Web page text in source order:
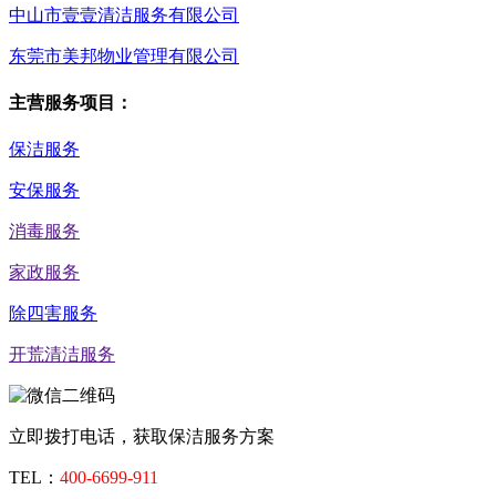
中山市壹壹清洁服务有限公司
东莞市美邦物业管理有限公司
主营服务项目：
保洁服务
安保服务
消毒服务
家政服务
除四害服务
开荒清洁服务
立即拨打电话，获取保洁服务方案
TEL： 400-6699-911